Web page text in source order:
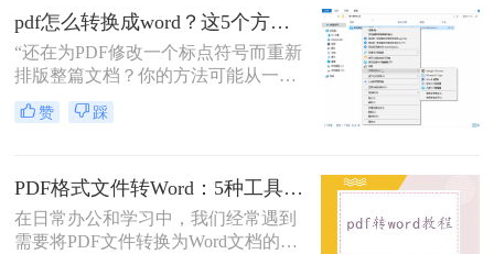
疼：一份精心排版的报告、合同或方
案，转换后却面目全非，表格错位、
字体变异、版面混乱，不得不花费大
量时间重新调整。
pdf怎么转换成word？这5个方法亲测有效，职场人必备技能！
“还在为PDF修改一个标点符号而重新
排版整篇文档？你的方法可能从一开
始就错了。”作为一名深耕电脑办公
软件领域多年的测评博主，小编每天
赞 踩
PDF格式文件转Word：5种工具按文件来源和用途对照选择！
在日常办公和学习中，我们经常遇到
需要将PDF文件转换为Word文档的需